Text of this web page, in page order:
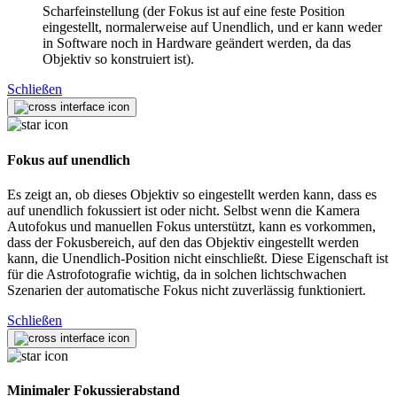
Scharfeinstellung (der Fokus ist auf eine feste Position
eingestellt, normalerweise auf Unendlich, und er kann weder
in Software noch in Hardware geändert werden, da das
Objektiv so konstruiert ist).
Schließen
Fokus auf unendlich
Es zeigt an, ob dieses Objektiv so eingestellt werden kann, dass es
auf unendlich fokussiert ist oder nicht. Selbst wenn die Kamera
Autofokus und manuellen Fokus unterstützt, kann es vorkommen,
dass der Fokusbereich, auf den das Objektiv eingestellt werden
kann, die Unendlich-Position nicht einschließt. Diese Eigenschaft ist
für die Astrofotografie wichtig, da in solchen lichtschwachen
Szenarien der automatische Fokus nicht zuverlässig funktioniert.
Schließen
Minimaler Fokussierabstand